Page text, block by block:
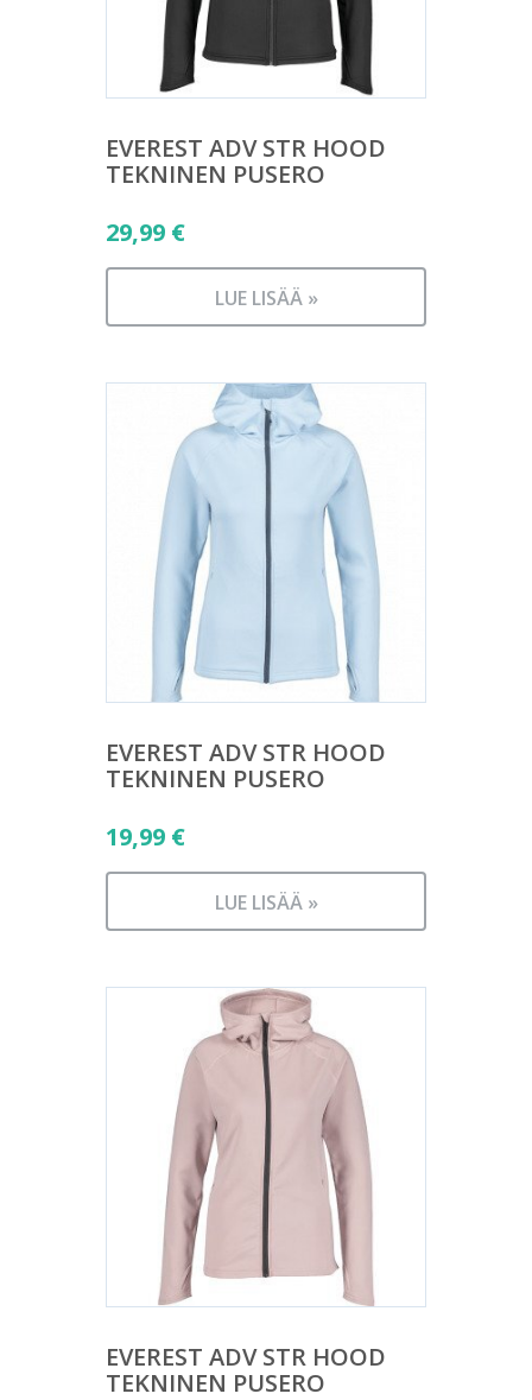
EVEREST ADV STR HOOD
TEKNINEN PUSERO
29,99 €
LUE LISÄÄ »
EVEREST ADV STR HOOD
TEKNINEN PUSERO
19,99 €
LUE LISÄÄ »
EVEREST ADV STR HOOD
TEKNINEN PUSERO